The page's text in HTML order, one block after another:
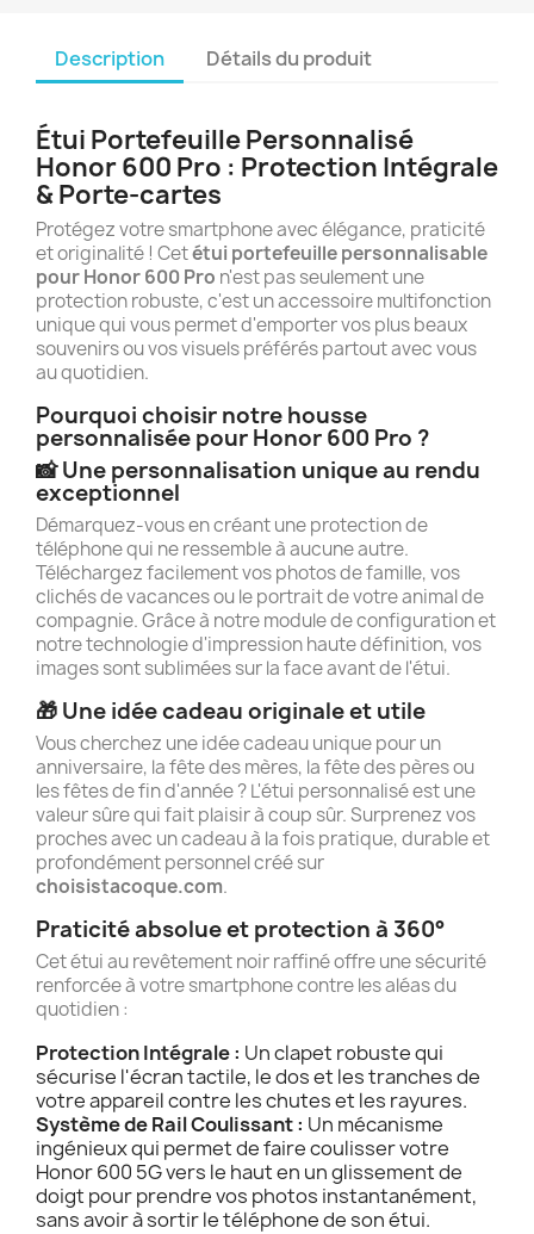
Description Détails du produit
Étui Portefeuille Personnalisé
Honor 600 Pro : Protection Intégrale
& Porte-cartes
Protégez votre smartphone avec élégance, praticité
et originalité ! Cetétui portefeuille personnalisable
pour Honor 600 Pro n'est pas seulement une
protection robuste, c'est un accessoire multifonction
unique qui vous permet d'emporter vos plus beaux
souvenirs ou vos visuels préférés partout avec vous
au quotidien.
Pourquoi choisir notre housse
personnalisée pour Honor 600 Pro ?
📸 Une personnalisation unique au rendu
exceptionnel
Démarquez-vous en créant une protection de
téléphone qui ne ressemble à aucune autre.
Téléchargez facilement vos photos de famille, vos
clichés de vacances ou le portrait de votre animal de
compagnie. Grâce à notre module de configuration et
notre technologie d'impression haute définition, vos
images sont sublimées sur la face avant de l'étui.
🎁 Une idée cadeau originale et utile
Vous cherchez une idée cadeau unique pour un
anniversaire, la fête des mères, la fête des pères ou
les fêtes de fin d'année ? L'étui personnalisé est une
valeur sûre qui fait plaisir à coup sûr. Surprenez vos
proches avec un cadeau à la fois pratique, durable et
profondément personnel créé sur
choisistacoque.com.
Praticité absolue et protection à 360°
Cet étui au revêtement noir raffiné offre une sécurité
renforcée à votre smartphone contre les aléas du
quotidien :
Protection Intégrale : Un clapet robuste qui
sécurise l'écran tactile, le dos et les tranches de
votre appareil contre les chutes et les rayures.
Système de Rail Coulissant : Un mécanisme
ingénieux qui permet de faire coulisser votre
Honor 600 5G vers le haut en un glissement de
doigt pour prendre vos photos instantanément,
sans avoir à sortir le téléphone de son étui.